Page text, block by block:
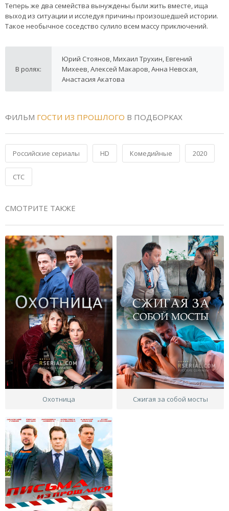
Теперь же два семейства вынуждены были жить вместе, ища
выход из ситуации и исследуя причины произошедшей истории.
Такое необычное соседство сулило всем массу приключений.
В ролях:
Юрий Стоянов, Михаил Трухин, Евгений
Михеев, Алексей Макаров, Анна Невская,
Анастасия Акатова
ФИЛЬМ ГОСТИ ИЗ ПРОШЛОГО В ПОДБОРКАХ
Российские сериалы HD Комедийные 2020
СТС
СМОТРИТЕ ТАКЖЕ
Охотница Сжигая за собой мосты